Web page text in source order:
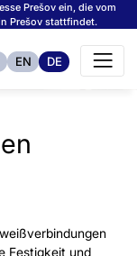
Prešov ein, die vom
Prešov stattfindet.
EN DE
Festigkeit und